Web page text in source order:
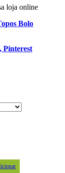
loja online
Bolo
Pinterest